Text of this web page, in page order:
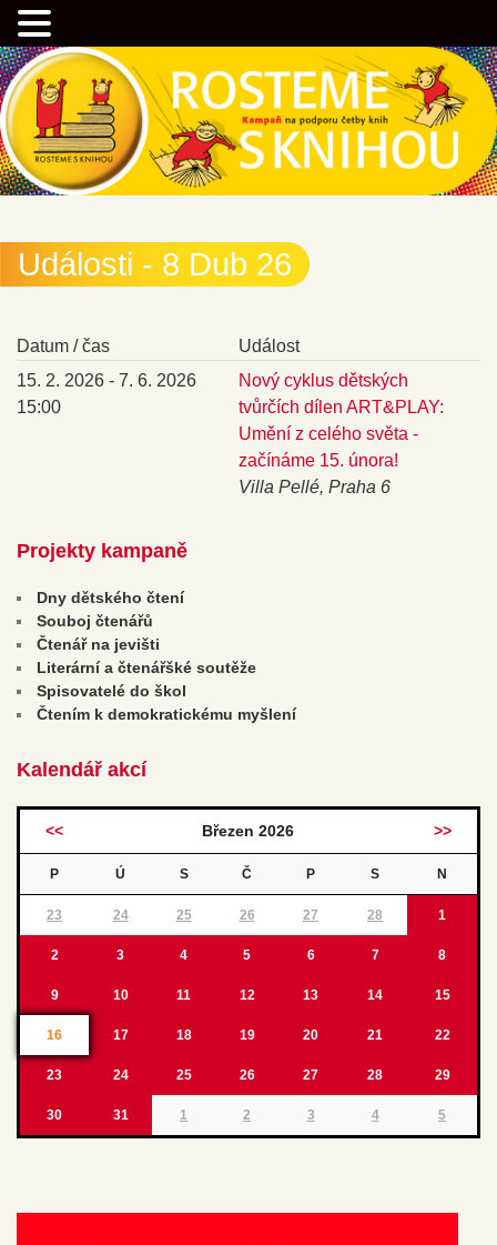
Přejít
k
hlavnímu
obsahu
webu
Rostemesknihou.cz
Kampaň na podporu četby knih
Události - 8 Dub 26
Datum / čas
Událost
15. 2. 2026 - 7. 6. 2026
15:00
Nový cyklus dětských
tvůrčích dílen ART&PLAY:
Umění z celého světa -
začínáme 15. února!
Villa Pellé, Praha 6
Projekty kampaně
Dny dětského čtení
Souboj čtenářů
Čtenář na jevišti
Literární a čtenářšké soutěže
Spisovatelé do škol
Čtením k demokratickému myšlení
Kalendář akcí
<< Březen 2026 >>
P Ú S Č P S N
23 24 25 26 27 28 1
2 3 4 5 6 7 8
9 10 11 12 13 14 15
16 17 18 19 20 21 22
23 24 25 26 27 28 29
30 31 1 2 3 4 5